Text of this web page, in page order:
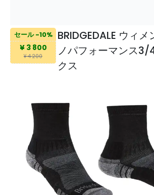
セール -10%
¥ 3 800
¥ 4 200
BRIDGEDALE ウィメ
ノパフォーマンス3/
クス